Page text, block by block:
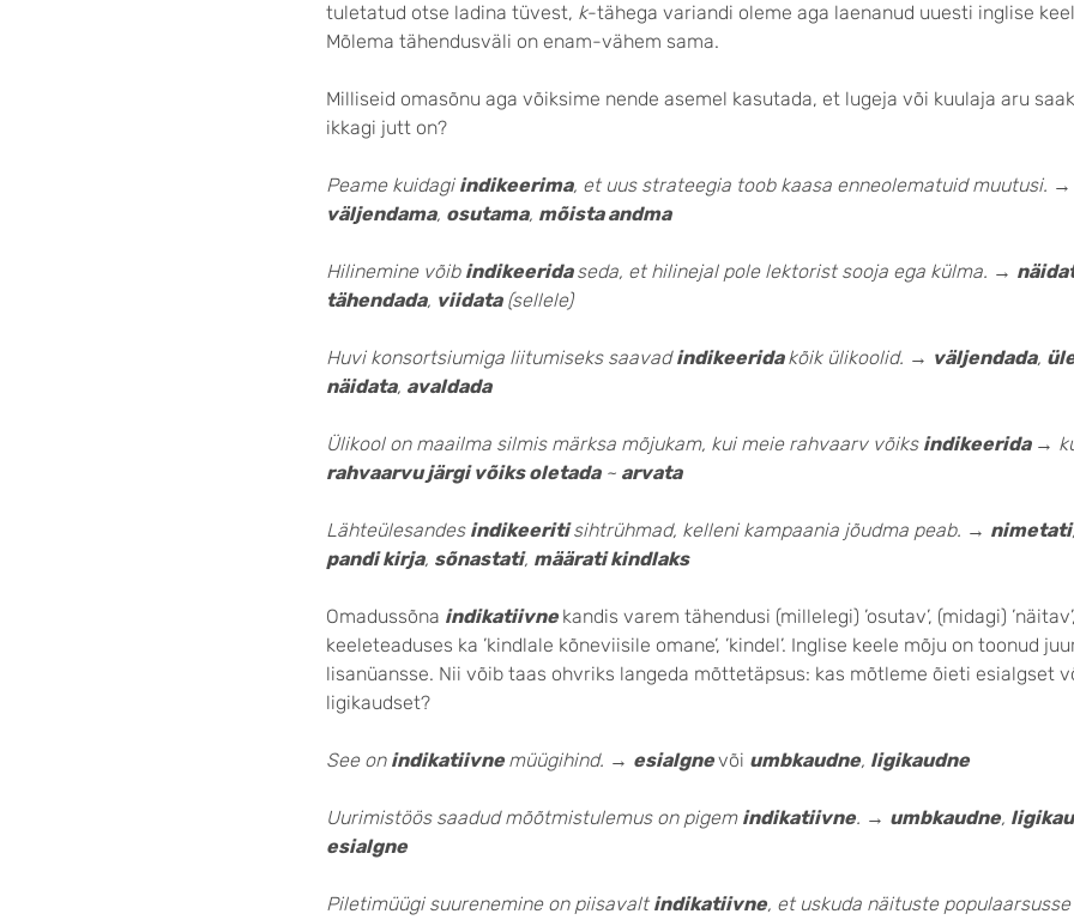
tuletatud otse ladina tüvest, k-tähega variandi oleme aga laenanud uuesti inglise
Mõlema tähendusväli on enam-vähem sama.
Milliseid omasõnu aga võiksime nende asemel kasutada, et lugeja või kuulaja aru
ikkagi jutt on?
Peame kuidagi indikeerima, et uus strateegia toob kaasa enneolematuid muutusi. →
väljendama, osutama, mõista andma
Hilinemine võib indikeeridaseda, et hilinejal pole lektorist sooja ega külma. →
tähendada, viidata(sellele)
Huvi konsortsiumiga liitumiseks saavadindikeeridakõik ülikoolid. → väljendada,
näidata, avaldada
Ülikool on maailma silmis märksa mõjukam, kui meie rahvaarv võiks indikeerida →
rahvaarvu järgi võiks oletada~ arvata
Lähteülesandes indikeeritisihtrühmad, kelleni kampaania jõudma peab. → nimetati,
pandi kirja, sõnastati, määrati kindlaks
Omadussõna indikatiivnekandis varem tähendusi (millelegi) ’osutav’, (midagi) ’näitav’,
keeleteaduses ka ’kindlale kõneviisile omane’, ’kindel’. Inglise keele mõju on toonud
lisanüansse. Nii võib taas ohvriks langeda mõttetäpsus: kas mõtleme õieti esialgset
ligikaudset?
See on indikatiivnemüügihind. → esialgnevõi umbkaudne, ligikaudne
Uurimistöös saadud mõõtmistulemus on pigem indikatiivne. → umbkaudne,
esialgne
Piletimüügi suurenemine on piisavalt indikatiivne, et uskuda näituste populaarsusse